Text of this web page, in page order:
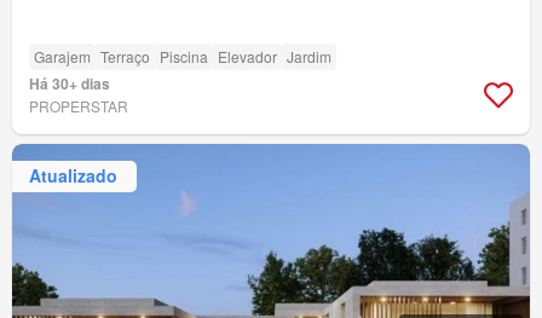
Garajem Terraço Piscina Elevador Jardim
Há 30+ dias
PROPERSTAR
Atualizado